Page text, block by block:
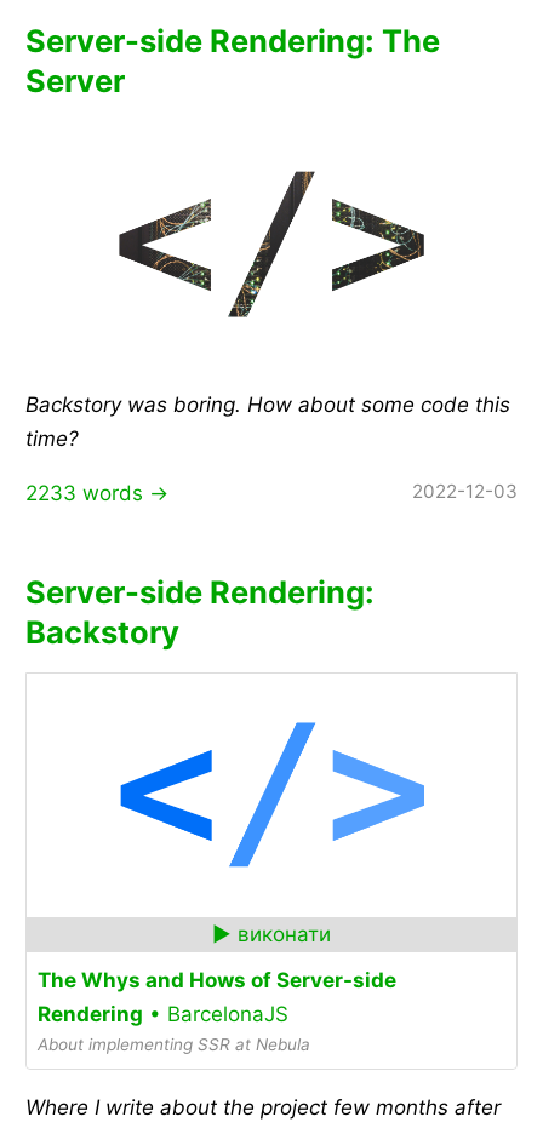
Server-side Rendering: The
Server
Backstory was boring. How about some code this
time?
2233 words → 2022-12-03
Server-side Rendering:
Backstory
The Whys and Hows of Server-side
Rendering • BarcelonaJS
About implementing SSR at Nebula
Where I write about the project few months after